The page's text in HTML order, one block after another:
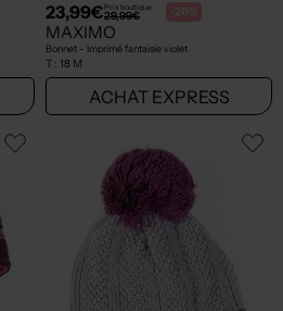
23,99€Prix boutique :
29,99€ -20%
MAXIMO
Bonnet - Imprimé fantaisie violet
T : 18 M
ACHAT EXPRESS